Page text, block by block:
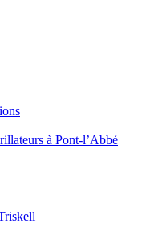
à Pont-l’Abbé